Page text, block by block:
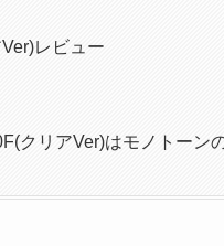
レビュー
クリアVer)はモノトーン